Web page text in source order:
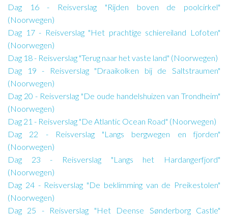
Dag 16 - Reisverslag "Rijden boven de poolcirkel"
(Noorwegen)
Dag 17 - Reisverslag "Het prachtige schiereiland Lofoten"
(Noorwegen)
Dag 18 - Reisverslag "Terug naar het vaste land" (Noorwegen)
Dag 19 - Reisverslag "Draaikolken bij de Saltstraumen"
(Noorwegen)
Dag 20 - Reisverslag "De oude handelshuizen van Trondheim"
(Noorwegen)
Dag 21 - Reisverslag "De Atlantic Ocean Road" (Noorwegen)
Dag 22 - Reisverslag "Langs bergwegen en fjorden"
(Noorwegen)
Dag 23 - Reisverslag "Langs het Hardangerfjord"
(Noorwegen)
Dag 24 - Reisverslag "De beklimming van de Preikestolen"
(Noorwegen)
Dag 25 - Reisverslag "Het Deense Sønderborg Castle"